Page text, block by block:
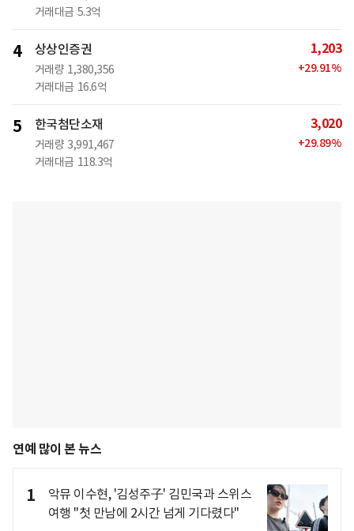
거래대금 5.3억
4 상상인증권
거래량 1,380,356
거래대금 16.6억
1,203
+29.91%
5 한국첨단소재
거래량 3,991,467
거래대금 118.3억
3,020
+29.89%
연예 많이 본 뉴스
1
악뮤 이수현, '김성주子' 김민국과 스위스
여행 "첫 만남에 2시간 넘게 기다렸다"